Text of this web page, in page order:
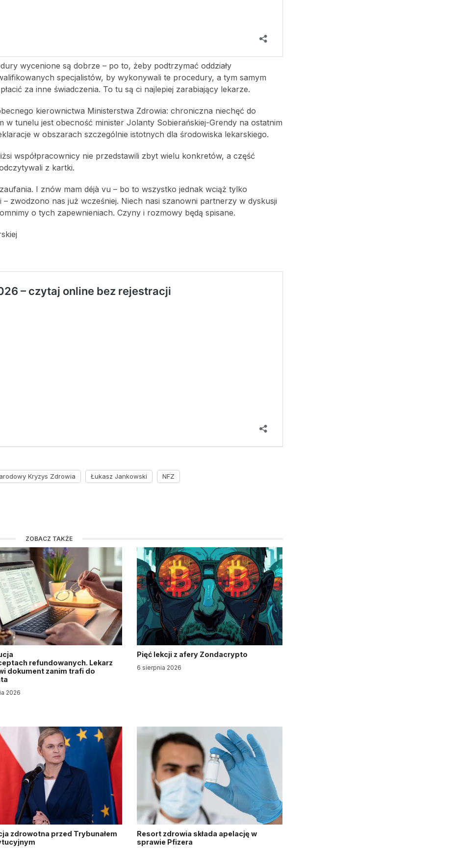
wycenione są dobrze – po to, żeby podtrzymać oddziały
specjalistów, by wykonywali te procedury, a tym samym
za inne świadczenia. To tu są ci najlepiej zarabiający lekarze.
kierownictwa Ministerstwa Zdrowia: chroniczna niechęć do
w tunelu jest obecność minister Jolanty Sobierańskiej-Grendy na ostatnim
w obszarach szczególnie istotnych dla środowiska lekarskiego.
współpracownicy nie przedstawili zbyt wielu konkretów, a część
z kartki.
I znów mam déjà vu – bo to wszystko jednak wciąż tylko
zwodzono nas już wcześniej. Niech nasi szanowni partnerzy w dyskusji
o tych zapewnieniach. Czyny i rozmowy będą spisane.
Kryzys Zdrowia Łukasz Jankowski
NFZ
ZOBACZ TAKŻE
refundowanych. Lekarz
dokument zanim trafi do
2026
Pięć lekcji z afery Zondacrypto
6 sierpnia 2026
zdrowotna przed Trybunałem
Resort zdrowia składa apelację w
sprawie Pfizera